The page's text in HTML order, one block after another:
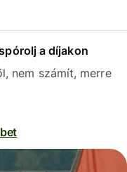
a díjakon
nem számít, merre